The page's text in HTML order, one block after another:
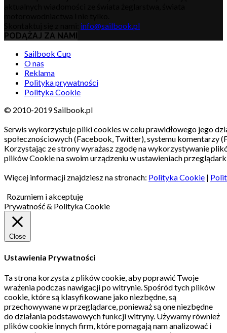
info@sailbook.pl
PODĄŻAJ ZA NAMI
Sailbook Cup
O nas
Reklama
Polityka prywatności
Polityka Cookie
© 2010-2019 Sailbook.pl
Serwis wykorzystuje pliki cookies w celu prawidłowego jego
społecznościowych (Facebook, Twitter), systemu komentarzy
Korzystając ze strony wyrażasz zgodę na wykorzystywanie
plików Cookie na swoim urządzeniu w ustawieniach
Więcej informacji znajdziesz na stronach: Polityka Cookie |
Rozumiem i akceptuję
Prywatność & Polityka Cookie
Close
Ustawienia Prywatności
Ta strona korzysta z plików cookie, aby poprawić Twoje
wrażenia podczas nawigacji po witrynie.Spośród tych plików
cookie, które są klasyfikowane jako niezbędne, są
przechowywane w przeglądarce, ponieważ są one niezbędne
do działania podstawowych funkcji witryny. Używamy również
plików cookie innych firm, które pomagają nam analizować i